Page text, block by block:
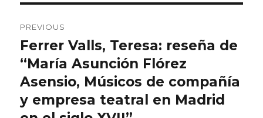
navigation
PREVIOUS
Previous
post:
Ferrer Valls, Teresa: reseña de
“María Asunción Flórez
Asensio, Músicos de compañía
y empresa teatral en Madrid